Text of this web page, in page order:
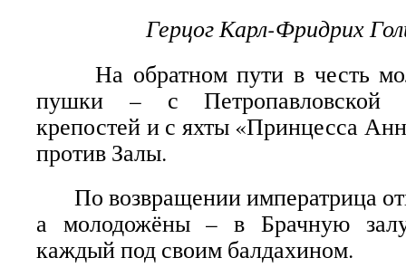
Герцог Карл-Фридрих
На обратном пути в честь
пушки – с Петропавловской
крепостей и с яхты «Принцесса
против Залы.
По возвращении императрица
а молодожёны – в Брачную
каждый под своим балдахином.